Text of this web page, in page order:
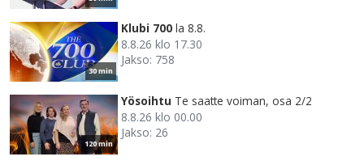
30 min
Klubi 700 la 8.8.
8.8.26 klo 17.30
Jakso: 758
120 min
Yösoihtu Te saatte voiman, osa 2/2
8.8.26 klo 00.00
Jakso: 26